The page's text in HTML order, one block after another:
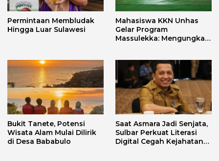
Permintaan Membludak
Hingga Luar Sulawesi
Mahasiswa KKN Unhas
Gelar Program
Massulekka: Mengungkap
Bukit Tanete, Potensi
Wisata Alam Mulai Dilirik
di Desa Bababulo
Saat Asmara Jadi Senjata,
Sulbar Perkuat Literasi
Digital Cegah Kejahatan